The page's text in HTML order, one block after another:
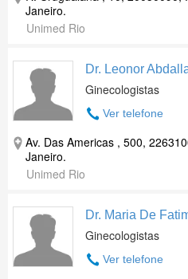
Janeiro.
Unimed Rio
Dr. Leonor
Ginecologistas
Ver telefone
Av. Das Americas , 500,
Janeiro.
Unimed Rio
Dr. Maria De
Ginecologistas
Ver telefone